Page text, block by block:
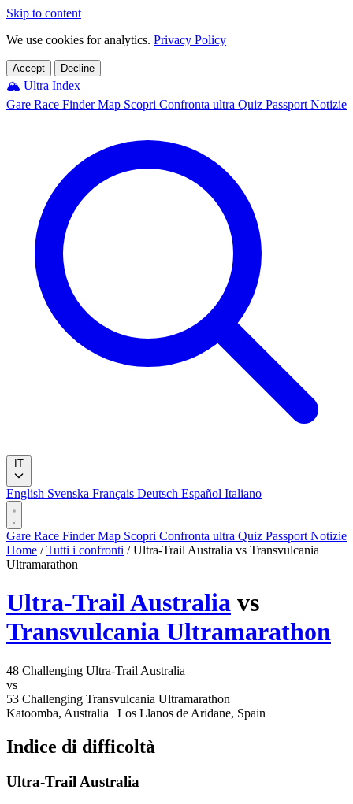
Skip to content
We use cookies for analytics. Privacy Policy
Accept Decline
🏔️ Ultra Index
Gare Race FinderMap Scopri Confronta ultra Quiz Passport Notizie
English Svenska Français Deutsch Español Italiano
Gare Race FinderMap Scopri Confronta ultra Quiz Passport Notizie
Home / Tutti i confronti / Ultra-Trail Australia vs Transvulcania
Ultramarathon
Ultra-Trail Australia vs
Transvulcania Ultramarathon
48 Challenging Ultra-Trail Australia
vs
53 Challenging Transvulcania Ultramarathon
Katoomba, Australia | Los Llanos de Aridane, Spain
Indice di difficoltà
Ultra-Trail Australia